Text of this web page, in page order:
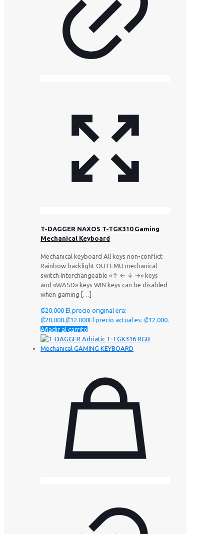
T-DAGGER NAXOS T-TGK310 Gaming
Mechanical Keyboard
Mechanical keyboard All keys non-conflict
Rainbow backlight OUTEMU mechanical
switch Interchangeable «↑ ← ↓ →» keys
and «WASD» keys WIN keys can be disabled
when gaming […]
₡20.000 El precio original era:
₡20.000.₡12.000El precio actual es: ₡12.000.
Añadir al carrito